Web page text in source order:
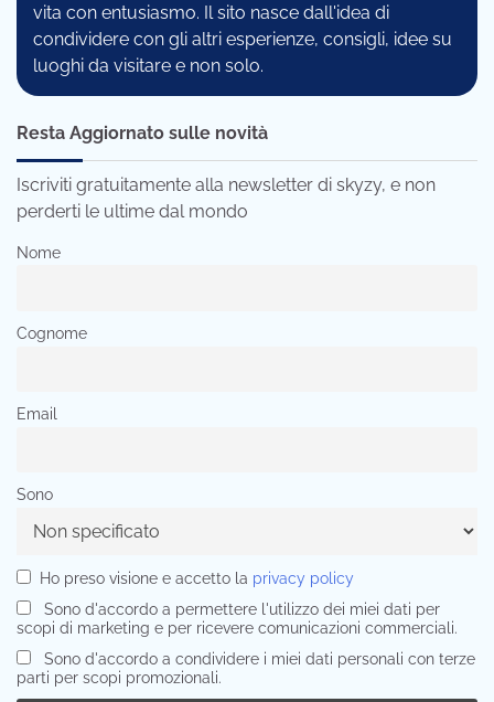
vita con entusiasmo. Il sito nasce dall'idea di
condividere con gli altri esperienze, consigli, idee su
luoghi da visitare e non solo.
Resta Aggiornato sulle novità
Iscriviti gratuitamente alla newsletter di skyzy, e non
perderti le ultime dal mondo
Nome
Cognome
Email
Sono
Ho preso visione e accetto la privacy policy
Sono d'accordo a permettere l'utilizzo dei miei dati per
scopi di marketing e per ricevere comunicazioni commerciali.
Sono d'accordo a condividere i miei dati personali con terze
parti per scopi promozionali.